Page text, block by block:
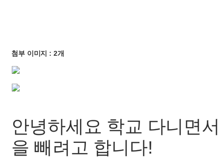
첨부 이미지 : 2개
안녕하세요 학교 다니면
을 빼려고 합니다!